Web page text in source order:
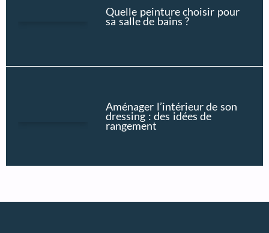
Quelle peinture choisir pour
sa salle de bains ?
Aménager l’intérieur de son
dressing : des idées de
rangement